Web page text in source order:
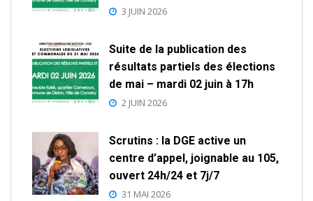
3 JUIN 2026
Suite de la publication des
résultats partiels des élections
de mai – mardi 02 juin à 17h
2 JUIN 2026
Scrutins : la DGE active un
centre d’appel, joignable au 105,
ouvert 24h/24 et 7j/7
31 MAI 2026